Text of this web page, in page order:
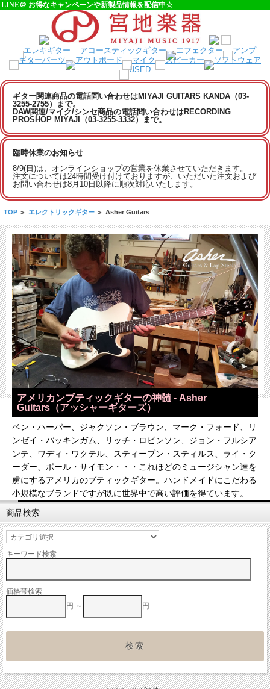
LINE＠ お得なキャンペーンや新製品情報を配信中☆
ギター関連商品の電話問い合わせはMIYAJI GUITARS KANDA（03-
3255-2755）まで。
DAW関連/マイク/シンセ商品の電話問い合わせはRECORDING
PROSHOP MIYAJI（03-3255-3332）まで。
臨時休業のお知らせ
8/9(日)は、オンラインショップの営業を休業させていただきます。
注文については24時間受け付けておりますが、いただいた注文および
お問い合わせは8月10日以降に順次対応いたします。
TOP > エレクトリックギター > Asher Guitars
アメリカンブティックギターの神髄 - Asher
Guitars（アッシャーギターズ）
ベン・ハーパー、ジャクソン・ブラウン、マーク・フォード、リ
ンゼイ・バッキンガム、リッチ・ロビンソン、ジョン・フルシア
ンテ、ワディ・ワクテル、スティーブン・スティルス、ライ・ク
ーダー、ポール・サイモン・・・これほどのミュージシャン達を
虜にするアメリカのブティックギター。ハンドメイドにこだわる
小規模なブランドですが既に世界中で高い評価を得ています。
商品検索
キーワード検索
価格帯検索
円 ～
円